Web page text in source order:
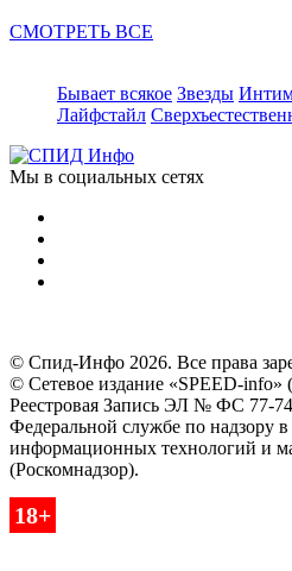
СМОТРЕТЬ ВСЕ
Бывает всякое Звезды
Лайфстайл
Мы в социальных сетях
© Спид-Инфо 2026. Все права
© Сетевое издание «SPEED-
Реестровая Запись ЭЛ № ФС 77-
Федеральной службе по надзору в
информационных технологий и
(Роскомнадзор).
18+